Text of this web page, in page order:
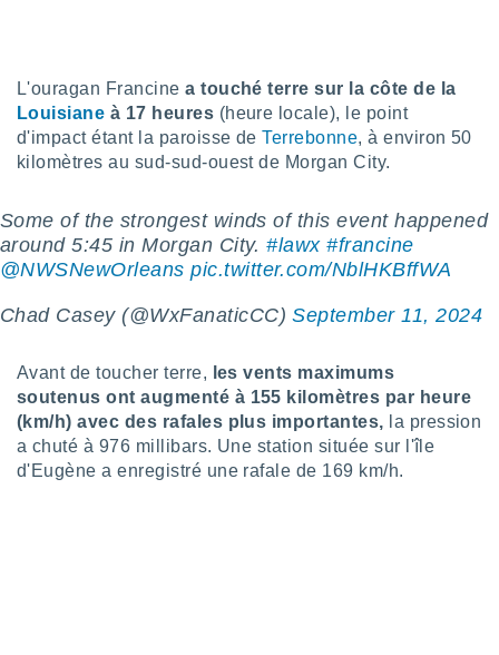
par le
nous
de
des
de très
sur
«
ACCEPTER
ET
CONTINUER
PARAMÈTRES
L'ouragan Francinea touché terre sur la côte de la
Louisiane à 17 heures (heure locale), le point
d'impact étant la paroisse deTerrebonne, à environ 50
kilomètres au sud-sud-ouest de Morgan City.
Some of the strongest winds of this event happened
around 5:45 in Morgan City.#lawx #francine
@NWSNewOrleans pic.twitter.com/NblHKBffWA
Chad Casey (@WxFanaticCC)September 11, 2024
Avant de toucher terre, les vents maximums
soutenus ont augmenté à 155 kilomètres par heure
(km/h) avec des rafales plus importantes, la pression
a chuté à 976 millibars. Une station située sur l'île
d'Eugène a enregistré une rafale de 169 km/h.